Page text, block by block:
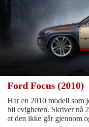
Ford Focus (2010)
Har en 2010 modell som
bli evigheten. Skriver nå
at den ikke går gjennom